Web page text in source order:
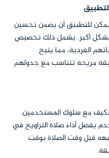
للتطبيق أن يضمن تحسين
بشكل أكبر. يشمل ذلك تخصيص
الفردية، مما يتيح
مريحة تتناسب مع جدولهم
مع سلوك المستخدمين.
يفضل أداء صلاة التراويح في
قبل وقت الصلاة بوقت